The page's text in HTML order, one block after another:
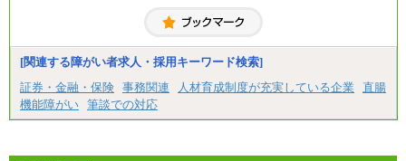
[関連する障がい者求人・採用キーワード検索]
証券・金融・保険 事務関連 人材育成制度が充実している企業
直腸
機能障がい 筆談での対応